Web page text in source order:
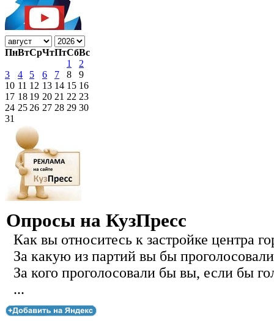
ПнВтСрЧтПтСбВс
1
2
3
4 5 6 7 8
9
10 11 12 13 14 15 16
17 18 19 20 21 22 23
24 25 26 27 28 29 30
31
Опросы на КузПресс
Как вы относитесь к застройке центра
За какую из партий вы бы
За кого проголосовали бы вы, если бы
...